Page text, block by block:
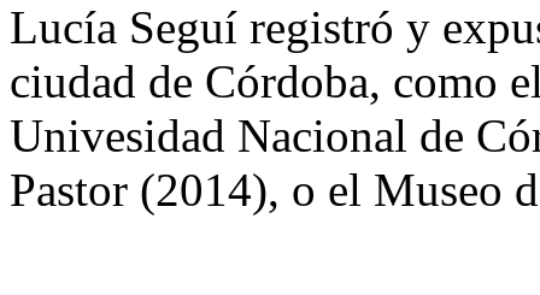
Lucía Seguí registró y
ciudad de Córdoba, como
Univesidad Nacional de
Pastor (2014), o el Museo